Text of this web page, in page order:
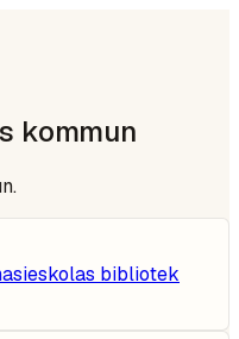
kommun
.
bibliotek